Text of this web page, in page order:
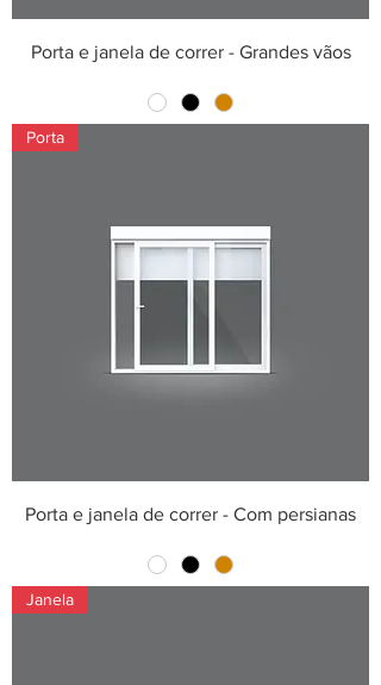
Porta e janela de correr - Grandes vãos
Porta
Porta e janela de correr - Com persianas
Janela